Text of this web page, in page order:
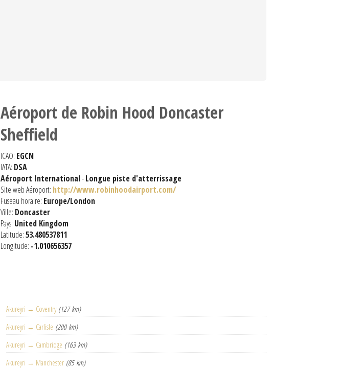
Aéroport de Robin Hood Doncaster
Sheffield
ICAO: EGCN
IATA: DSA
Aéroport International-Longue piste d'atterrissage
Site web Aéroport: http://www.robinhoodairport.com/
Fuseau horaire: Europe/London
Ville: Doncaster
Pays: United Kingdom
Latitude:53.480537811
Longitude: -1.010656357
Akureyri → Coventry (127 km)
Akureyri → Carlisle (200 km)
Akureyri → Cambridge (163 km)
Akureyri → Manchester (85 km)